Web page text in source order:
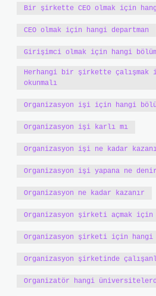
Bir şirkette CEO olmak için
CEO olmak için hangi departman
Girişimci olmak için hangi bölüm
Herhangi bir şirkette çalışmak
okunmalı
Organizasyon işi için hangi
Organizasyon işi karlı mı
Organizasyon işi ne kadar
Organizasyon işi yapana ne denir
Organizasyon ne kadar kazanır
Organizasyon şirketi açmak için
Organizasyon şirketi için hangi
Organizasyon şirketinde
Organizatör hangi